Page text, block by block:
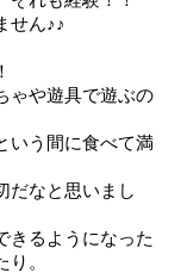
せん♪♪
ゃや遊具で遊ぶの
いう間に食べて満
だなと思いまし
きるようになった
。